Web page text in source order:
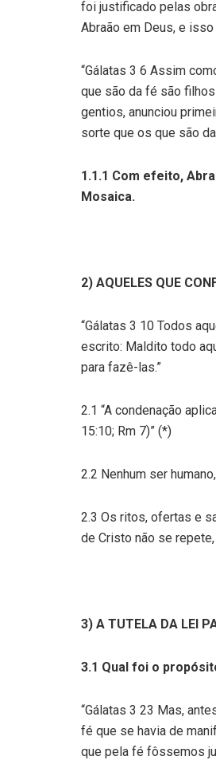
foi justificado pelas
Abraão em Deus, e
“Gálatas 3 6 Assim
que são da fé são
gentios, anunciou
sorte que os que são
1.1.1 Com efeito,
Mosaica.
2) AQUELES QUE
“Gálatas 3 10 Todos
escrito: Maldito todo
para fazê-las.”
2.1 “A condenação
15:10; Rm 7)” (*)
2.2 Nenhum ser
2.3 Os ritos, ofertas e
de Cristo não se
3) A TUTELA DA LEI
3.1 Qual foi o
“Gálatas 3 23 Mas,
fé que se havia de
que pela fé fôssemos